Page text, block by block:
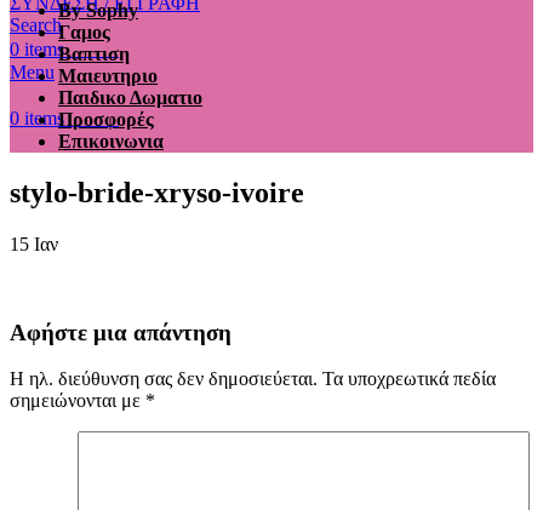
Search
0 items €0.00
Menu
0 items €0.00
By Sophy
Γαμος
Βαπτιση
Μαιευτηριο
Παιδικο Δωματιο
Προσφορές
Επικοινωνια
stylo-bride-xryso-ivoire
15 Ιαν
Αφήστε μια απάντηση
Η ηλ. διεύθυνση σας δεν δημοσιεύεται. Τα υποχρεωτικά πεδία
σημειώνονται με *